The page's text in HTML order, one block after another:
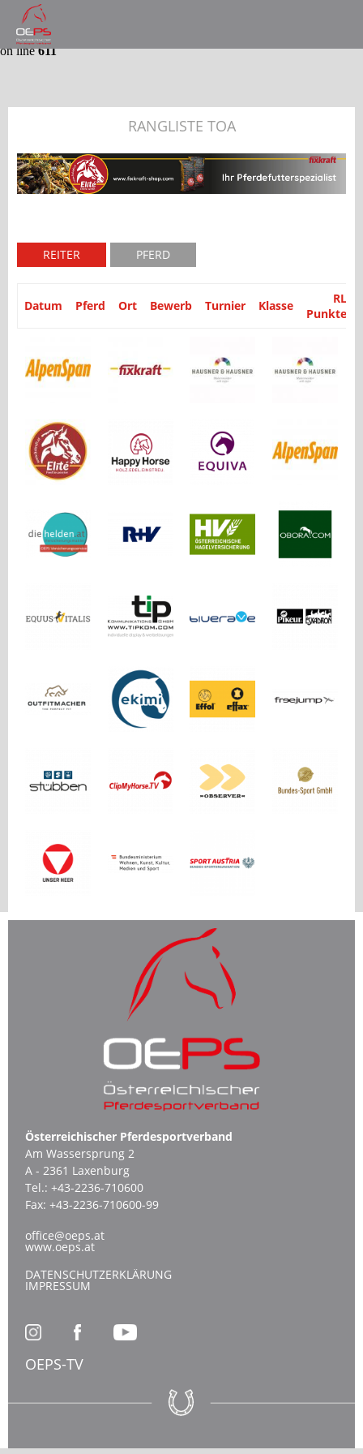
Notice : Trying to get property 'partyid' of non-object in
/var/www/website/module/Application/src/Application/
on line611
RANGLISTE TOA
REITER PFERD
Datum Pferd Ort Bewerb Turnier Klasse
RL
Punkte
Österreichischer Pferdesportverband
Am Wassersprung 2
A - 2361 Laxenburg
Tel.: +43-2236-710600
Fax: +43-2236-710600-99
office@oeps.at
www.oeps.at
DATENSCHUTZERKLÄRUNG
IMPRESSUM
OEPS-TV